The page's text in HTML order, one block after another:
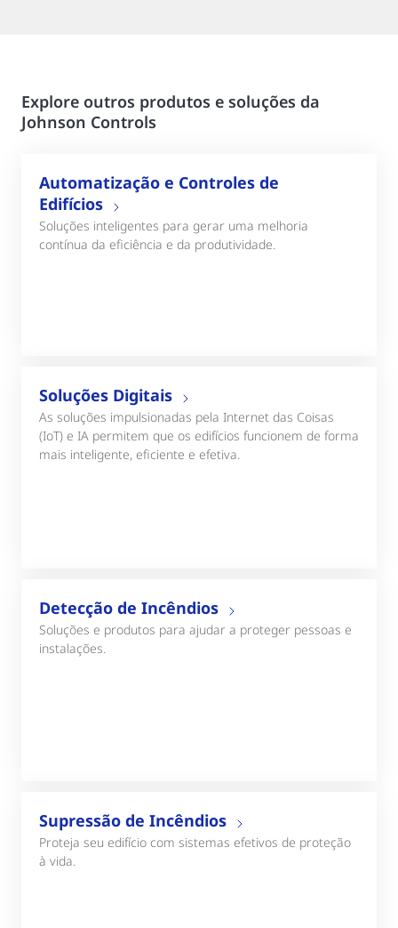
Explore outros produtos e soluções da
Johnson Controls
Automatização e Controles de
Edifícios
Soluções inteligentes para gerar uma melhoria
contínua da eficiência e da produtividade.
Soluções Digitais
As soluções impulsionadas pela Internet das Coisas
(IoT) e IA permitem que os edifícios funcionem de forma
mais inteligente, eficiente e efetiva.
Detecção de Incêndios
Soluções e produtos para ajudar a proteger pessoas e
instalações.
Supressão de Incêndios
Proteja seu edifício com sistemas efetivos de proteção
à vida.